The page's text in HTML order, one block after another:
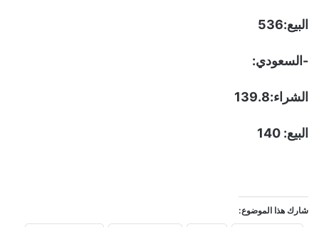
البيع:536
-السعودي:
الشراء:139.8
البيع: 140
شارك هذا الموضوع: